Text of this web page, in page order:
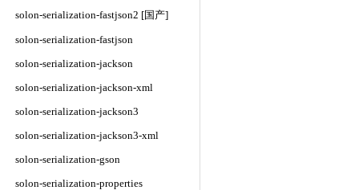
solon-serialization-fastjson2 [国产]
solon-serialization-fastjson
solon-serialization-jackson
solon-serialization-jackson-xml
solon-serialization-jackson3
solon-serialization-jackson3-xml
solon-serialization-gson
solon-serialization-properties